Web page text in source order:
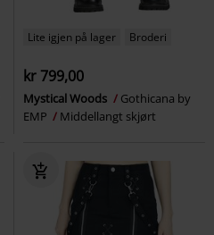
Lite igjen på lager Broderi
kr 799,00
Mystical Woods
Gothicana by
EMP
Middellangt skjørt